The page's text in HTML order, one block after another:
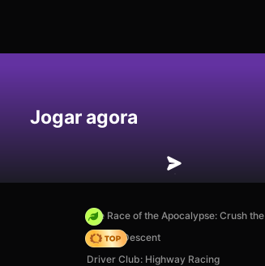
Jogar agora
The Race of the Apocalypse: Crush
Deadly Descent
Driver Club: Highway Racing